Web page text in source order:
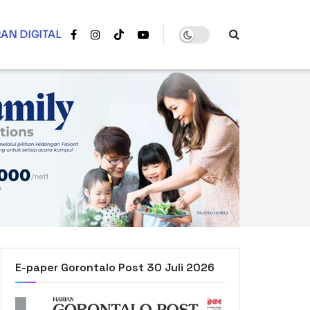
DIGITAL
E-paper Gorontalo Post 30 Juli 2026